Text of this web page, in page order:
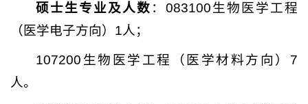
硕士生专业及人数 ：083100生物医学工程
（医学电子方向）1人；
107200生物医学工程（医学材料方向）7
人。